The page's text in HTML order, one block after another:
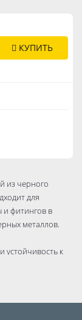
КУПИТЬ
из черного
для
и фитингов в
металлов.
устойчивость к
с
сред. Эти